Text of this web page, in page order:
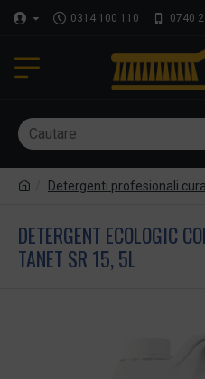
0314 100 110 0740
Detergenti profesionali
DETERGENT ECOLOGIC
TANET SR 15, 5L